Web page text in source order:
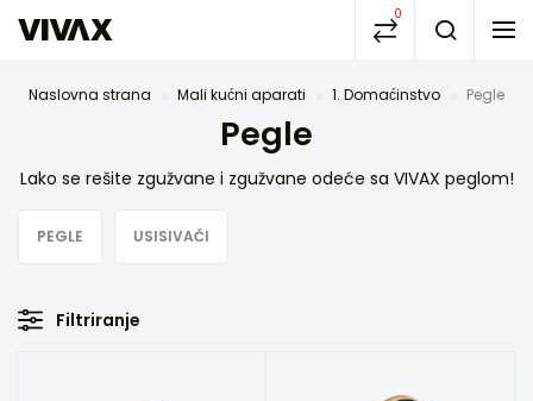
0
Naslovna strana Mali kućni aparati 1. Domaćinstvo Pegle
Pegle
Lako se rešite zgužvane i zgužvane odeće sa VIVAX peglom!
PEGLE USISIVAČI
Filtriranje